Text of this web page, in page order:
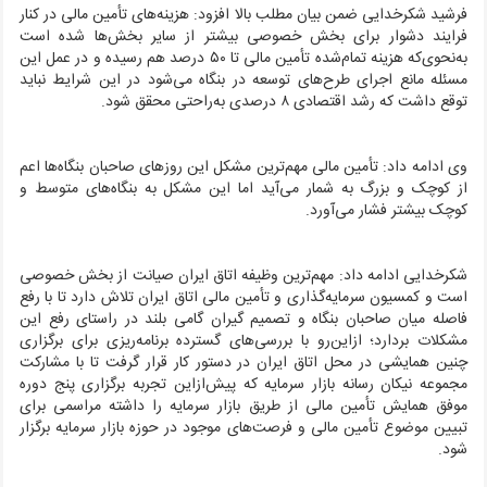
فرشید شکرخدایی ضمن بیان مطلب بالا افزود: هزینه‌های تأمین مالی در کنار
فرایند دشوار برای بخش خصوصی بیشتر از سایر بخش‌ها شده است
به‌نحوی‌که هزینه تمام‌شده تأمین مالی تا ۵۰ درصد هم رسیده و در عمل این
مسئله مانع اجرای طرح‌های توسعه در بنگاه می‌شود در این شرایط نباید
توقع داشت که رشد اقتصادی ۸ درصدی به‌راحتی محقق شود.
وی ادامه داد: تأمین مالی مهم‌ترین مشکل این روزهای صاحبان بنگاه‌ها اعم
از کوچک و بزرگ به شمار می‌آید اما این مشکل به بنگاه‌های متوسط و
کوچک بیشتر فشار می‌آورد.
شکرخدایی ادامه داد: مهم‌ترین وظیفه اتاق ایران صیانت از بخش خصوصی
است و کمسیون سرمایه‌گذاری و تأمین مالی اتاق ایران تلاش دارد تا با رفع
فاصله میان صاحبان بنگاه و تصمیم گیران گامی بلند در راستای رفع این
مشکلات بردارد؛ ازاین‌رو با بررسی‌های گسترده برنامه‌ریزی برای برگزاری
چنین همایشی در محل اتاق ایران در دستور کار قرار گرفت تا با مشارکت
مجموعه نیکان رسانه بازار سرمایه که پیش‌ازاین تجربه برگزاری پنج دوره
موفق همایش تأمین مالی از طریق بازار سرمایه را داشته مراسمی برای
تبیین موضوع تأمین مالی و فرصت‌های موجود در حوزه بازار سرمایه برگزار
شود.